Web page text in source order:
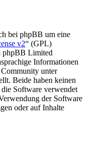
bei phpBB um eine
v2“ (GPL)
phpBB Limited
Informationen
unter
Beide haben keinen
Software verwendet
der Software
oder auf Inhalte